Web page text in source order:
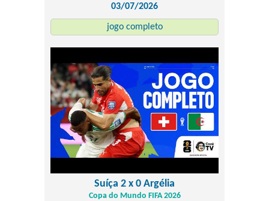
03/07/2026
jogo completo
Suíça 2 x 0 Argélia
Copa do Mundo FIFA 2026